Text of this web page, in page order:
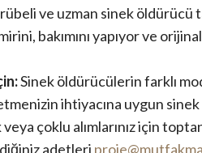
ve uzman sinek öldürücü
bakımını yapıyor ve
Sinek öldürücülerin farklı
ihtiyacına uygun
veya çoklu alımlarınız için
adetleri